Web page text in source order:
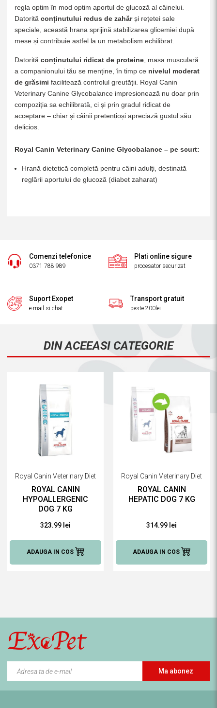
regla optim în mod optim aportul de glucoză al câinelui.
Datorită conținutului redus de zahărși rețetei sale
speciale, această hrana sprijină stabilizarea glicemiei după
mese și contribuie astfel la un metabolism echilibrat.
Datorită conținutului ridicat de proteine , masa musculară
a companionului tău se menține, în timp ce nivelul moderat
de grăsimi facilitează controlul greutății. Royal Canin
Veterinary Canine Glycobalance impresionează nu doar prin
compoziția sa echilibrată, ci și prin gradul ridicat de
acceptare – chiar și câinii pretențioși apreciază gustul său
delicios.
Royal Canin Veterinary Canine Glycobalance – pe scurt:
Hrană dietetică completă pentru câini adulți, destinată
reglării aportului de glucoză (diabet zaharat)
Comenzi telefonice
0371 788 989
Plati online sigure
procesator securizat
Suport Exopet
e-mail si chat
Transport gratuit
peste 200lei
DIN ACEEASI CATEGORIE
Royal Canin Veterinary Diet
ROYAL CANIN
HYPOALLERGENIC
DOG 7 KG
323.99 lei
ADAUGA IN COS
Royal Canin Veterinary Diet
ROYAL CANIN
HEPATIC DOG 7 KG
314.99 lei
ADAUGA IN COS
Ma abonez